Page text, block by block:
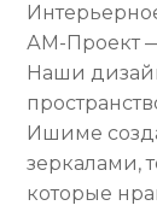
АМ-Проект
Наши
Ишиме
зеркалами,
которые